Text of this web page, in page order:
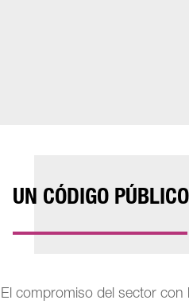
UN CÓDIGO
El compromiso del sector con